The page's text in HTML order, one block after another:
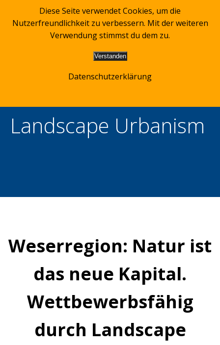
Zum
Inhalt
springen
Landscape Urbanism
Weserregion: Natur ist
das neue Kapital.
Wettbewerbsfähig
durch Landscape
Diese Seite verwendet Cookies, um die
Nutzerfreundlichkeit zu verbessern. Mit der weiteren
Verwendung stimmst du dem zu.
Verstanden
Datenschutzerklärung